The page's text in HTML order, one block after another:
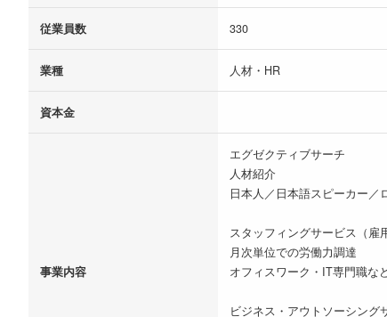
従業員数 330
業種 人材・HR
資本金
事業内容
エグゼクティブサーチ
人材紹介
日本人／日本語スピーカー／
スタッフィングサービス（雇
月次単位での労働力調達
オフィスワーク・IT専門職な
ビジネス・アウトソーシング